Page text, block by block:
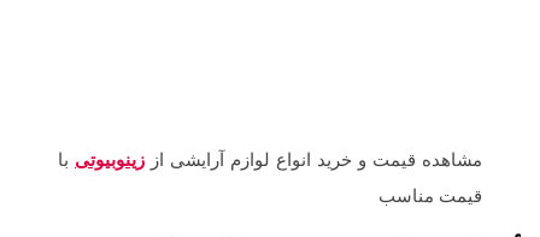
مشاهده قیمت و خرید انواع لوازم آرایشی از زینوبیوتی با
قیمت مناسب